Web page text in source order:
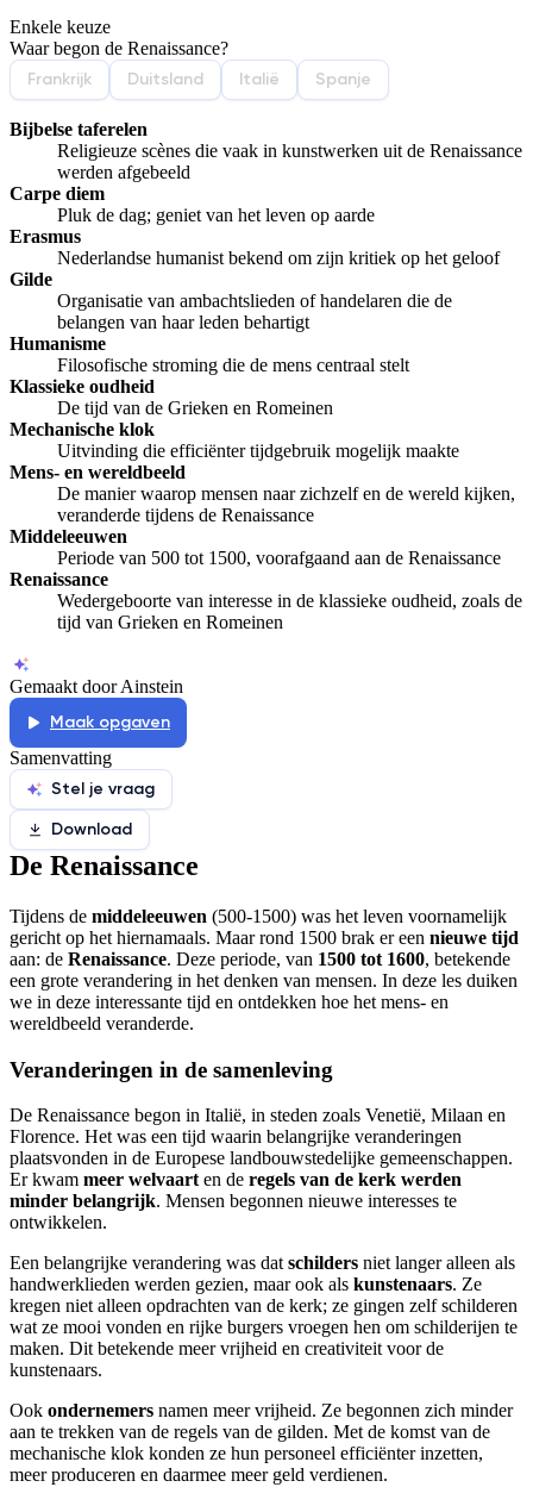
De uitleg gaat te langzaam
Afspelen werkte niet
Iets anders
Enkele keuze
Waar begon de Renaissance?
Frankrijk
Duitsland Italië Spanje
Bijbelse taferelen
Religieuze scènes die vaak in kunstwerken uit de Renaissance
werden afgebeeld
Carpe diem
Pluk de dag; geniet van het leven op aarde
Erasmus
Nederlandse humanist bekend om zijn kritiek op het geloof
Gilde
Organisatie van ambachtslieden of handelaren die de
belangen van haar leden behartigt
Humanisme
Filosofische stroming die de mens centraal stelt
Klassieke oudheid
De tijd van de Grieken en Romeinen
Mechanische klok
Uitvinding die efficiënter tijdgebruik mogelijk maakte
Mens- en wereldbeeld
De manier waarop mensen naar zichzelf en de wereld kijken,
veranderde tijdens de Renaissance
Middeleeuwen
Periode van 500 tot 1500, voorafgaand aan de Renaissance
Renaissance
Wedergeboorte van interesse in de klassieke oudheid, zoals de
tijd van Grieken en Romeinen
Gemaakt door Ainstein
Maak opgaven
Samenvatting
Stel je vraag
Download
De Renaissance
Tijdens de middeleeuwen (500-1500) was het leven voornamelijk
gericht op het hiernamaals. Maar rond 1500 brak er een nieuwe tijd
aan: de Renaissance. Deze periode, van 1500 tot 1600, betekende
een grote verandering in het denken van mensen. In deze les duiken
we in deze interessante tijd en ontdekken hoe het mens- en
wereldbeeld veranderde.
Veranderingen in de samenleving
De Renaissance begon in Italië, in steden zoals Venetië, Milaan en
Florence. Het was een tijd waarin belangrijke veranderingen
plaatsvonden in de Europese landbouwstedelijke gemeenschappen.
Er kwam meer welvaart en de regels van de kerk werden
minder belangrijk. Mensen begonnen nieuwe interesses te
ontwikkelen.
Een belangrijke verandering was dat schilders niet langer alleen als
handwerklieden werden gezien, maar ook als kunstenaars. Ze
kregen niet alleen opdrachten van de kerk; ze gingen zelf schilderen
wat ze mooi vonden en rijke burgers vroegen hen om schilderijen te
maken. Dit betekende meer vrijheid en creativiteit voor de
kunstenaars.
Ook ondernemers namen meer vrijheid. Ze begonnen zich minder
aan te trekken van de regels van de gilden. Met de komst van de
mechanische klok konden ze hun personeel efficiënter inzetten,
meer produceren en daarmee meer geld verdienen.